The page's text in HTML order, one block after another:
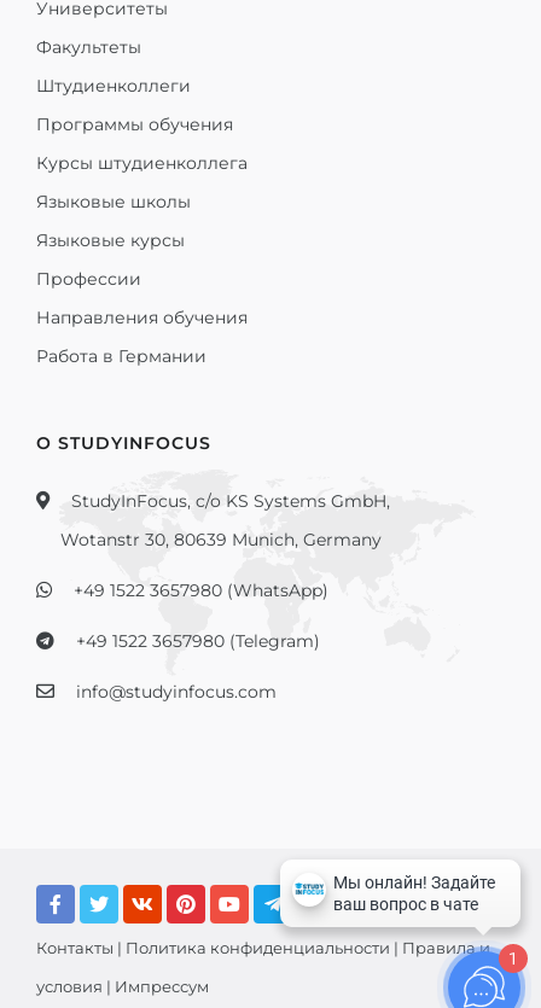
Университеты
Факультеты
Штудиенколлеги
Программы обучения
Курсы штудиенколлега
Языковые школы
Языковые курсы
Профессии
Направления обучения
Работа в Германии
О STUDYINFOCUS
StudyInFocus, c/o KS Systems GmbH,
Wotanstr 30, 80639 Munich, Germany
+49 1522 3657980 (WhatsApp)
+49 1522 3657980 (Telegram)
info@studyinfocus.com
Контакты | Политика конфиденциальности | Правила и
условия | Импрессум
1